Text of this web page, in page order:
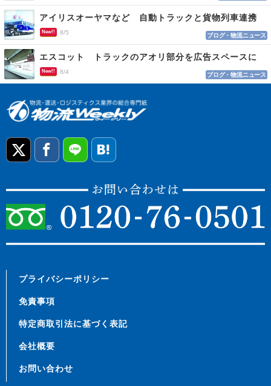
アイリスオーヤマなど 自動トラックと貨物列車連携
New!! 8/5 ブログ・物流ニュース
エスコット トラックのアオリ部分を広告スペースに
New!! 8/4 ブログ・物流ニュース
プライバシーポリシー
免責事項
特定商取引法に基づく表記
会社概要
お問い合わせ